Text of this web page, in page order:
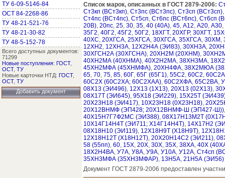
ТУ 6-09-5146-84
ОСТ 84-2268-86
ТУ 48-21-521-76
ТУ 48-21-30-82
ТУ 48-5-152-78
Всего доступных документов:
71299
Новые поступления: ГОСТ,
ОСТ, ТУ
Новые карточки НТД: ГОСТ,
ОСТ, ТУ
Добавить документ
Список марок, описанных в ГОСТ 2879-2006:
Ст3кп (ВСт3кп), Ст3пс (ВСт3пс), Ст3сп (ВСт3сп),
Ст4пс (ВСт4пс), Ст5сп, Ст6пс (ВСт6пс), Ст6сп
20В), 20пс, 25, 30, 35, 40 (40А), 45, А12, А20, А30,
35Г2, 40Г2, 45Г2, 50Г2, 18ХГТ, 20ХГР, 30ХГТ,
40ХС, 20ХГСА, 25ХГСА, 30ХГСА, 35ХГСА, 30ХМ ,
12ХН2, 12ХН3А, 12Х2Н4А (ЭИ83), 30ХН3А,
30ХГСН2А (30ХГСНА), 20ХН2М (20ХНМ),
40ХН2МА (40ХНМА), 40Х2Н2МА, 38ХН3МА,
45ХН2МФА (45ХНМФА), 20ХН4ФА, 38Х2МЮА
65, 70, 75, 85, 60Г, 65Г (65Г1), 55С2, 60С2, 60С2А
60С2Х (60С2ХА; 60С2ХАА), 60С2ХФА, 65С2ВА,
08Х13 (ЭИ496), 12Х13 (1Х13), 20Х13 (02Х13),
08Х17Т (ЭИ645), 95Х18 (ЭИ229), 15Х25Т
20Х23Н18 (ЭИ417), 10Х23Н18 (0Х23Н18),
20Х12ВНМФ (ЭП428; 20Х12ВНМФ-Ш (ЭП427-Ш))
40Х15Н7Г7Ф2МС (ЭИ388), 08Х17Н13М2Т
10Х14Г14Н4Т (ЭИ711; Х14Г14Н4Т), 14Х17Н2
08Х18Н10 (ЭИ119), 12Х18Н9Т (Х18Н9Т),
12Х18Н12Т (Х18Н12Т), 20Х20Н14С2 (ЭИ211),
58 (55пп), 60, 15Х, 20Х, 30Х, 35Х, 38ХА, 40Х
18Х2Н4ВА, У7А, У8А, У9А, У10А, У12А, Ст4сп
35ХН3МФА (35ХН3МФАР), 13Н5А, 21Н5А (ЭИ56)
Документ ГОСТ 2879-2006 предоставлен